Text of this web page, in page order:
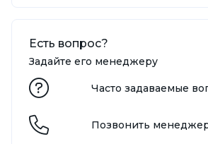
Есть вопрос?
Задайте его менеджеру
Часто задаваемые
Позвонить